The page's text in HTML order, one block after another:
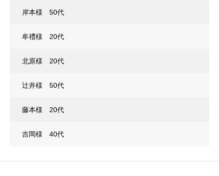
岸本様 50代
牟禮様 20代
北原様 20代
辻井様 50代
藤本様 20代
吉岡様 40代